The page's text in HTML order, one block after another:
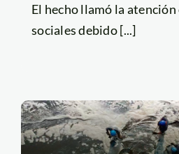
El hecho llamó la atención
sociales debido [...]